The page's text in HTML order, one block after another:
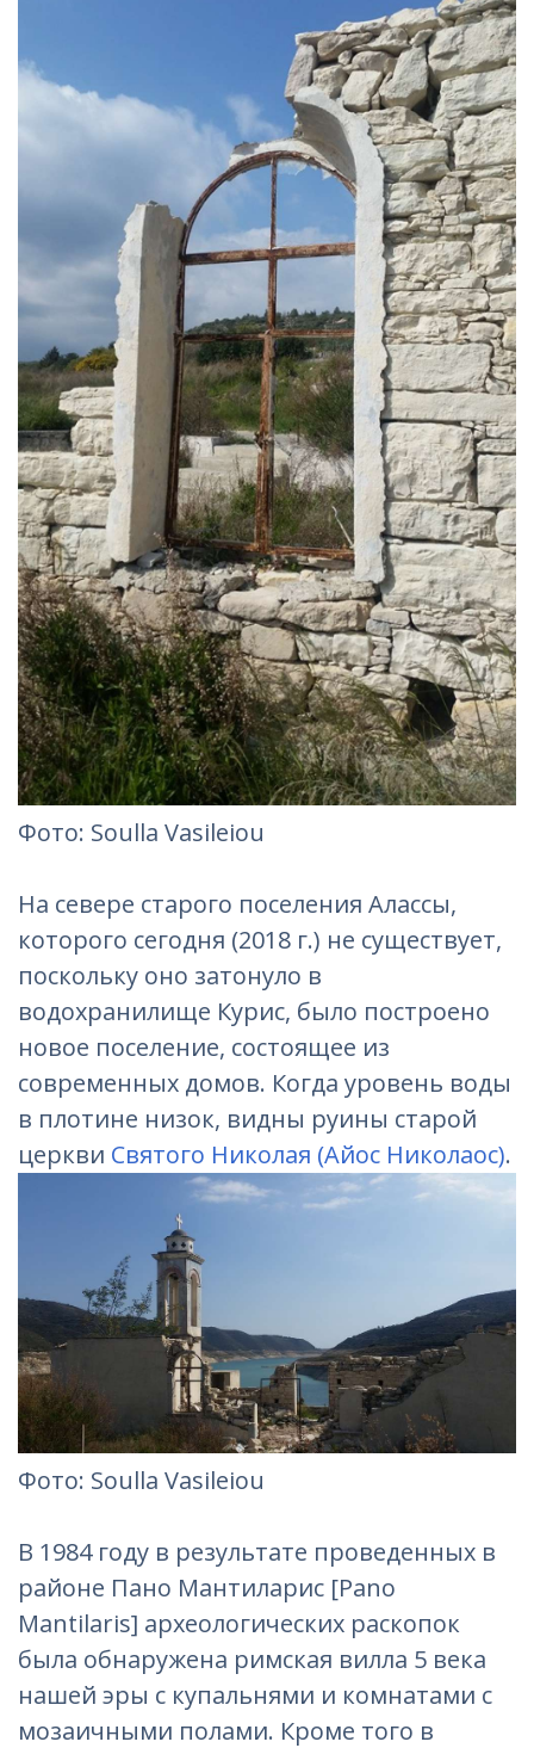
Фотo: Soulla Vasileiou‎
На севере старого поселения Алассы,
которого сегодня (2018 г.) не существует,
поскольку оно затонуло в
водохранилище Курис, было построено
новое поселение, состоящее из
современных домов. Когда уровень воды
в плотине низок, видны руины старой
церкви Святого Николая (Айос Николаос).
Фотo: Soulla Vasileiou‎
В 1984 году в результате проведенных в
районе Пано Мантиларис [Pano
Mantilaris] археологических раскопок
была обнаружена римская вилла 5 века
нашей эры c купальнями и комнатами с
мозаичными полами. Кроме того в